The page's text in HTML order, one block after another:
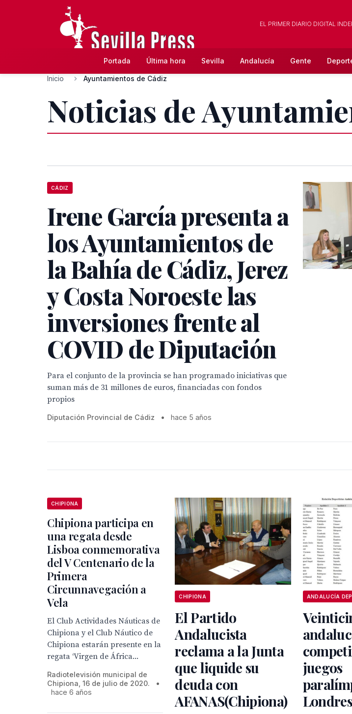
EL PRIMER DIARIO DIGITAL
Portada Última hora Sevilla Andalucía Gente
Inicio Ayuntamientos de Cádiz
Noticias de
CÁDIZ
Irene García presenta a
los Ayuntamientos de
la Bahía de Cádiz, Jerez
y Costa Noroeste las
inversiones frente al
COVID de Diputación
Para el conjunto de la provincia se han programado iniciativas que
suman más de 31 millones de euros, financiadas con fondos
propios
Diputación Provincial de Cádiz • hace 5 años
CHIPIONA
Chipiona participa en
una regata desde
Lisboa conmemorativa
del V Centenario de la
Primera
Circunnavegación a
Vela
El Club Actividades Náuticas de
Chipiona y el Club Náutico de
Chipiona estarán presente en la
regata ‘Virgen de África...
Radiotelevisión municipal de
Chipiona, 16 de julio de 2020.
•
hace 6 años
CHIPIONA
El Partido
Andalucista
reclama a la Junta
que liquide su
deuda con
AFANAS(Chipiona)
juegos
Londres